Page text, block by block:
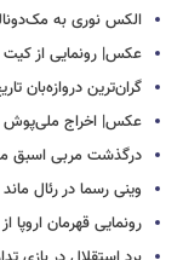
الکس نوری به
عکس| رونمایی از کیت
گران‌ترین دروازه‌بان
عکس| اخراج ملی‌پوش فوتبال
درگذشت مربی اسبق
وینی رسما در رئال ماند
رونمایی قهرمان اروپا از